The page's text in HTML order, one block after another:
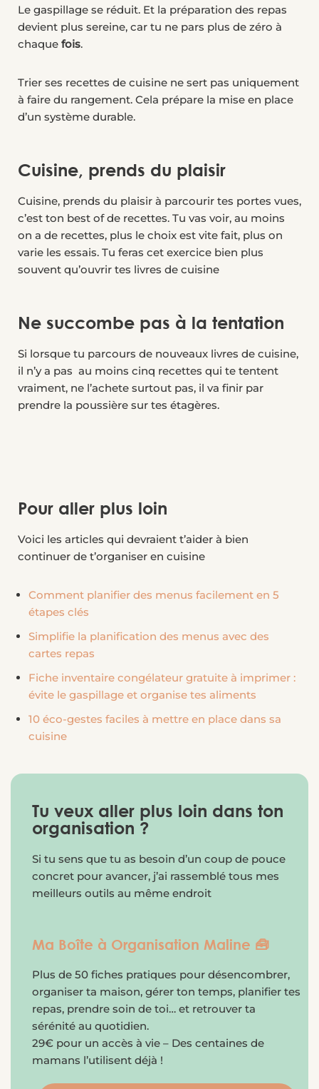
Le gaspillage se réduit. Et la préparation des repas
devient plus sereine, car tu ne pars plus de zéro à
chaque fois.
Trier ses recettes de cuisine ne sert pas uniquement
à faire du rangement. Cela prépare la mise en place
d’un système durable.
Cuisine, prends du plaisir
Cuisine, prends du plaisir à parcourir tes portes vues,
c’est ton best of de recettes. Tu vas voir, au moins
on a de recettes, plus le choix est vite fait, plus on
varie les essais. Tu feras cet exercice bien plus
souvent qu’ouvrir tes livres de cuisine
Ne succombe pas à la tentation
Si lorsque tu parcours de nouveaux livres de cuisine,
il n’y a pas au moins cinq recettes qui te tentent
vraiment, ne l’achete surtout pas, il va finir par
prendre la poussière sur tes étagères.
Pour aller plus loin
Voici les articles qui devraient t’aider à bien
continuer de t’organiser en cuisine
Comment planifier des menus facilement en 5
étapes clés
Simplifie la planification des menus avec des
cartes repas
Fiche inventaire congélateur gratuite à imprimer :
évite le gaspillage et organise tes aliments
10 éco-gestes faciles à mettre en place dans sa
cuisine
Tu veux aller plus loin dans ton
organisation ?
Si tu sens que tu as besoin d’un coup de pouce
concret pour avancer, j’ai rassemblé tous mes
meilleurs outils au même endroit
Ma Boîte à Organisation Maline 🧰
Plus de 50 fiches pratiques pour désencombrer,
organiser ta maison, gérer ton temps, planifier tes
repas, prendre soin de toi… et retrouver ta
sérénité au quotidien.
29€ pour un accès à vie – Des centaines de
mamans l’utilisent déjà !